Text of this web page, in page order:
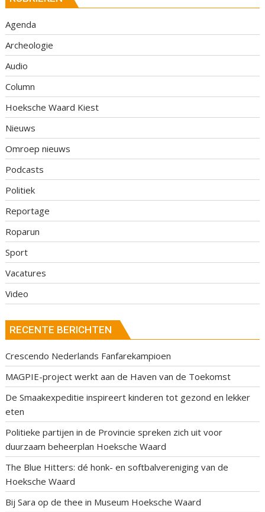
Agenda
Archeologie
Audio
Column
Hoeksche Waard Kiest
Nieuws
Omroep nieuws
Podcasts
Politiek
Reportage
Roparun
Sport
Vacatures
Video
RECENTE BERICHTEN
Crescendo Nederlands Fanfarekampioen
MAGPIE-project werkt aan de Haven van de Toekomst
De Smaakexpeditie inspireert kinderen tot gezond en lekker
eten
Politieke partijen in de Provincie spreken zich uit voor
duurzaam beheerplan Hoeksche Waard
The Blue Hitters: dé honk- en softbalvereniging van de
Hoeksche Waard
Bij Sara op de thee in Museum Hoeksche Waard